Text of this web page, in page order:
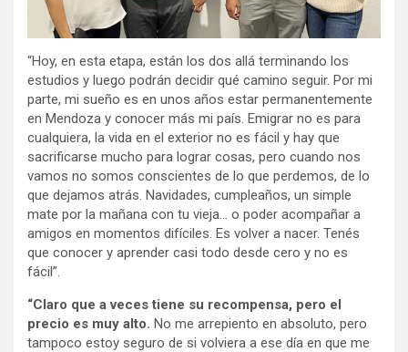
“Hoy, en esta etapa, están los dos allá terminando los
estudios y luego podrán decidir qué camino seguir. Por mi
parte, mi sueño es en unos años estar permanentemente
en Mendoza y conocer más mi país. Emigrar no es para
cualquiera, la vida en el exterior no es fácil y hay que
sacrificarse mucho para lograr cosas, pero cuando nos
vamos no somos conscientes de lo que perdemos, de lo
que dejamos atrás. Navidades, cumpleaños, un simple
mate por la mañana con tu vieja… o poder acompañar a
amigos en momentos difíciles. Es volver a nacer. Tenés
que conocer y aprender casi todo desde cero y no es
fácil”.
“Claro que a veces tiene su recompensa, pero el
precio es muy alto. No me arrepiento en absoluto, pero
tampoco estoy seguro de si volviera a ese día en que me